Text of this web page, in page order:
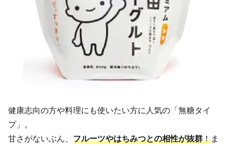
健康志向の方や料理にも使いたい方に人気の「無糖タイ
プ」。
甘さがないぶん、 フルーツやはちみつとの相性が抜群！ま